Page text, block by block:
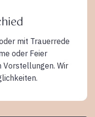
mit Trauerrede
oder Feier
Wir